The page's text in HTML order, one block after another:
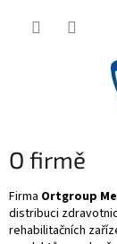
O firmě
Firma Ortgroup
distribuci
rehabilitačních